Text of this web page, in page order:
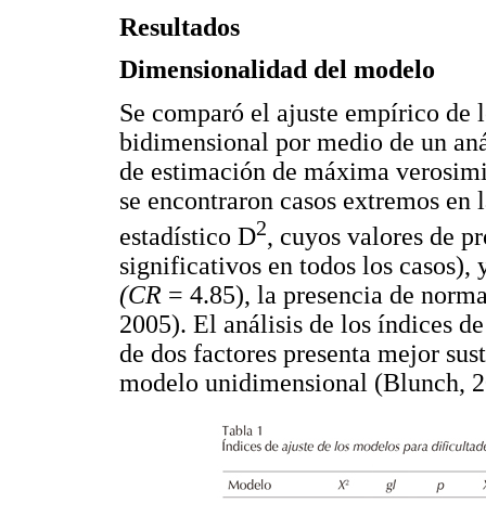
Resultados
Dimensionalidad del modelo
Se comparó el ajuste empírico
bidimensional por medio de un
de estimación de máxima
se encontraron casos extremos
estadístico D2, cuyos valores de
significativos en todos los
(CR = 4.85), la presencia de
2005). El análisis de los índices
de dos factores presenta mejor
modelo unidimensional (Blunch,